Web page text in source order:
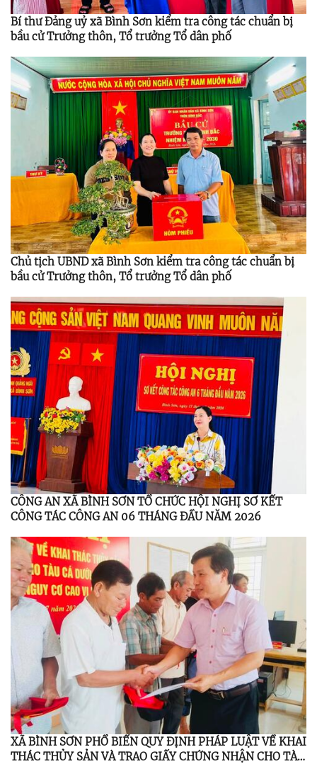
Bí thư Đảng uỷ xã Bình Sơn kiểm tra công tác chuẩn bị
bầu cử Trưởng thôn, Tổ trưởng Tổ dân phố
Chủ tịch UBND xã Bình Sơn kiểm tra công tác chuẩn bị
bầu cử Trưởng thôn, Tổ trưởng Tổ dân phố
CÔNG AN XÃ BÌNH SƠN TỔ CHỨC HỘI NGHỊ SƠ KẾT
CÔNG TÁC CÔNG AN 06 THÁNG ĐẦU NĂM 2026
XÃ BÌNH SƠN PHỔ BIẾN QUY ĐỊNH PHÁP LUẬT VỀ KHAI
THÁC THỦY SẢN VÀ TRAO GIẤY CHỨNG NHẬN CHO TÀU